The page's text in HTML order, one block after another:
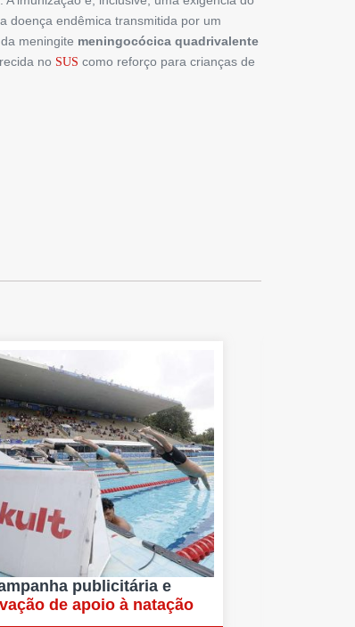
doença endêmica transmitida por um
meningite meningocócica quadrivalente
no SUS como reforço para crianças de
publicitária e
de apoio à natação